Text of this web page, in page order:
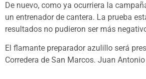
De nuevo, como ya ocurriera la
un entrenador de cantera. La prueba
resultados no pudieron ser más
El flamante preparador azulillo será
Corredera de San Marcos. Juan